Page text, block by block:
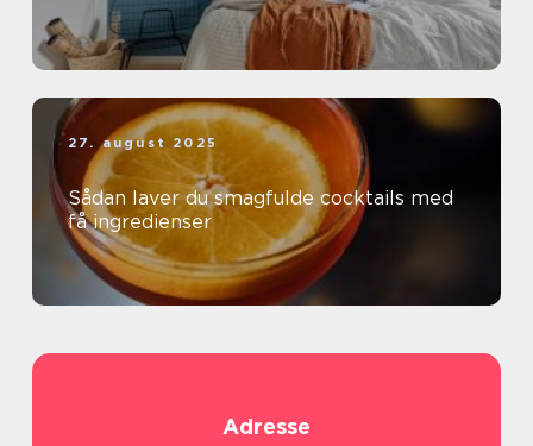
27. august 2025
Sådan laver du smagfulde cocktails med
få ingredienser
Adresse